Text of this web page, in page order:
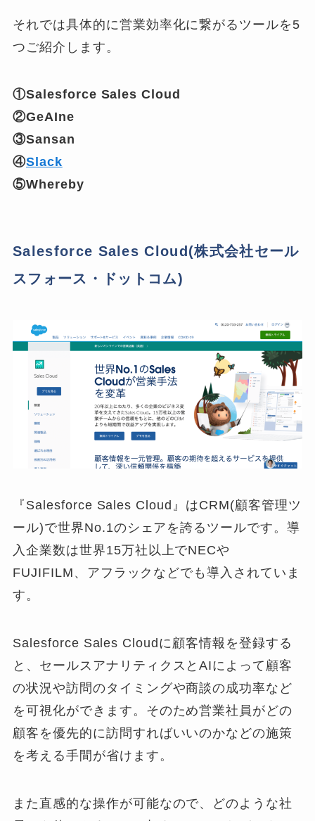
それでは具体的に営業効率化に繋がるツールを5
つご紹介します。
①Salesforce Sales Cloud
②GeAIne
③Sansan
④Slack
⑤Whereby
Salesforce Sales Cloud(株式会社セール
スフォース・ドットコム)
『Salesforce Sales Cloud』はCRM(顧客管理ツ
ール)で世界No.1のシェアを誇るツールです。導
入企業数は世界15万社以上でNECや
FUJIFILM、アフラックなどでも導入されていま
す。
Salesforce Sales Cloudに顧客情報を登録する
と、セールスアナリティクスとAIによって顧客
の状況や訪問のタイミングや商談の成功率など
を可視化ができます。 そのため営業社員がどの
顧客を優先的に訪問すればいいのかなどの施策
を考える手間が省けます。
また直感的な操作が可能なので、どのような社